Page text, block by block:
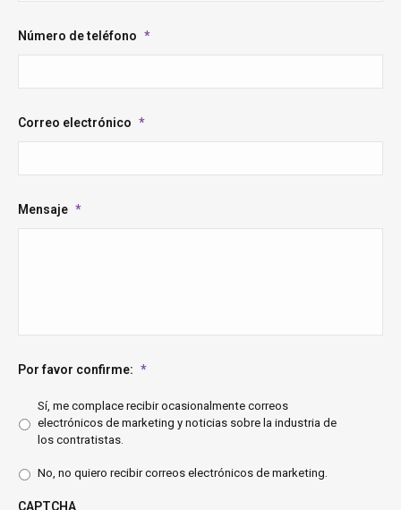
Número de teléfono *
Correo electrónico *
Mensaje *
Por favor confirme: *
Sí, me complace recibir ocasionalmente correos
electrónicos de marketing y noticias sobre la industria de
los contratistas.
No, no quiero recibir correos electrónicos de marketing.
CAPTCHA